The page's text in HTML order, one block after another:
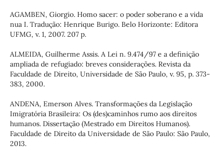
AGAMBEN, Giorgio. Homo sacer: o poder soberano e a vida
nua I. Tradução: Henrique Burigo. Belo Horizonte: Editora
UFMG, v. 1, 2007. 207 p.
ALMEIDA, Guilherme Assis. A Lei n. 9.474/97 e a definição
ampliada de refugiado: breves considerações. Revista da
Faculdade de Direito, Universidade de São Paulo, v. 95, p. 373-
383, 2000.
ANDENA, Emerson Alves. Transformações da Legislação
Imigratória Brasileira: Os (des)caminhos rumo aos direitos
humanos. Dissertação (Mestrado em Direitos Humanos).
Faculdade de Direito da Universidade de São Paulo: São Paulo,
2013.